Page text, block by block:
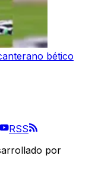
bético
RSS
por